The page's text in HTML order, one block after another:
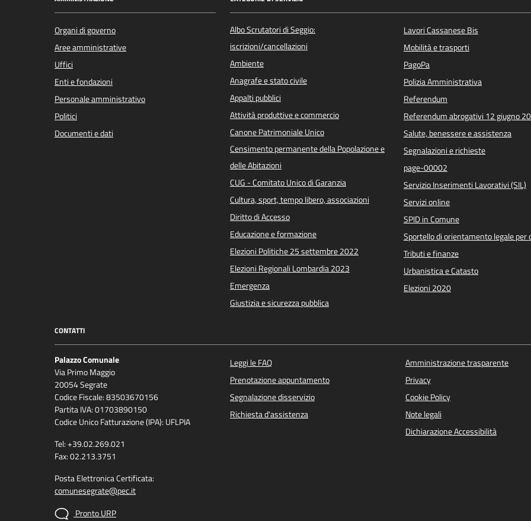
Organi di governo
Aree amministrative
Uffici
Enti e fondazioni
Personale amministrativo
Politici
Documenti e dati
Albo Scrutatori di Seggio:
iscrizioni/cancellazioni
Ambiente
Anagrafe e stato civile
Appalti pubblici
Attività produttive e commercio
Canone Patrimoniale Unico
Censimento permanente della Popolazione e
delle Abitazioni
CUG - Comitato Unico di Garanzia
Cultura, sport, tempo libero, associazioni
Diritto di Accesso
Educazione e formazione
Elezioni Politiche 25 settembre 2022
Elezioni Regionali Lombardia 2023
Emergenza
Giustizia e sicurezza pubblica
Lavori Cassanese Bis
Mobilità e trasporti
PagoPa
Polizia Amministrativa
Referendum
Referendum abrogativi 12 giugno
Salute, benessere e assistenza
Segnalazioni e richieste
page-00002
Servizio Inserimenti Lavorativi (SIL)
Servizi online
SPID in Comune
Sportello di orientamento legale per
Tributi e finanze
Urbanistica e Catasto
Elezioni 2020
CONTATTI
Palazzo Comunale
Via Primo Maggio
20054 Segrate
Codice Fiscale: 83503670156
Partita IVA: 01703890150
Codice Unico Fatturazione (IPA): UFLPIA
Tel: +39.02.269.021
Fax: 02.213.3751
Posta Elettronica Certificata:
comunesegrate@pec.it
Pronto URP
Leggi le FAQ
Prenotazione appuntamento
Segnalazione disservizio
Richiesta d'assistenza
Amministrazione trasparente
Privacy
Cookie Policy
Note legali
Dichiarazione Accessibilità